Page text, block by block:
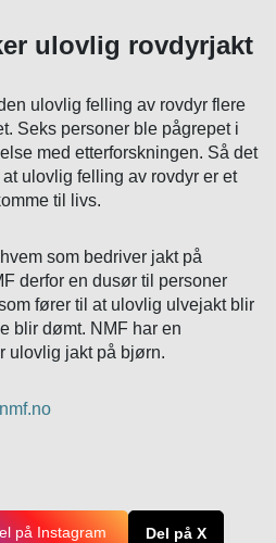
ulovlig rovdyrjakt
ulovlig felling av rovdyr flere
Seks personer ble pågrepet i
med etterforskningen. Så det
ulovlig felling av rovdyr er et
til livs.
som bedriver jakt på
derfor en dusør til personer
fører til at ulovlig ulvejakt blir
blir dømt. NMF har en
ulovlig jakt på bjørn.
på Instagram Del på X